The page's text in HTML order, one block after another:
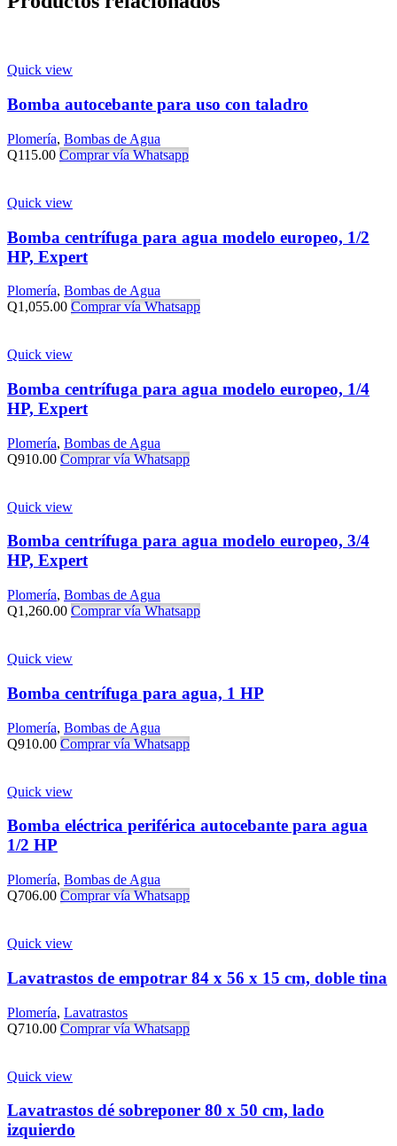
Quick view
Bomba autocebante para uso con taladro
Plomería, Bombas de Agua
Q115.00 Comprar vía Whatsapp
Quick view
Bomba centrífuga para agua modelo europeo, 1/2
HP, Expert
Plomería, Bombas de Agua
Q1,055.00 Comprar vía Whatsapp
Quick view
Bomba centrífuga para agua modelo europeo, 1/4
HP, Expert
Plomería, Bombas de Agua
Q910.00 Comprar vía Whatsapp
Quick view
Bomba centrífuga para agua modelo europeo, 3/4
HP, Expert
Plomería, Bombas de Agua
Q1,260.00 Comprar vía Whatsapp
Quick view
Bomba centrífuga para agua, 1 HP
Plomería, Bombas de Agua
Q910.00 Comprar vía Whatsapp
Quick view
Bomba eléctrica periférica autocebante para agua
1/2 HP
Plomería, Bombas de Agua
Q706.00 Comprar vía Whatsapp
Quick view
Lavatrastos de empotrar 84 x 56 x 15 cm, doble tina
Plomería, Lavatrastos
Q710.00 Comprar vía Whatsapp
Quick view
Lavatrastos dé sobreponer 80 x 50 cm, lado
izquierdo